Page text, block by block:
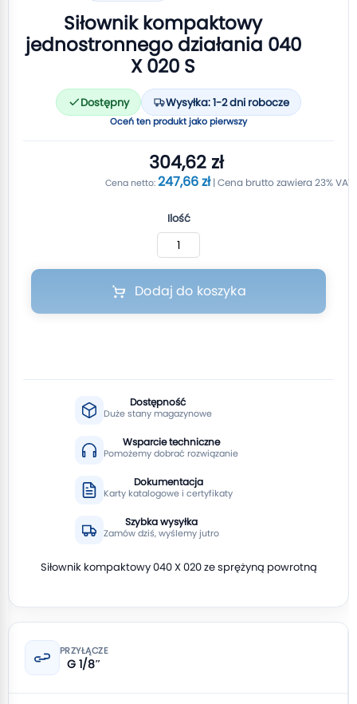
Siłownik kompaktowy
jednostronnego działania 040
X 020 S
Dostępny Wysyłka: 1-2 dni robocze
Oceń ten produkt jako pierwszy
304,62 zł
247,66 zł
Ilość
Dodaj do koszyka
Dostępność
Duże stany magazynowe
Wsparcie techniczne
Pomożemy dobrać rozwiązanie
Dokumentacja
Karty katalogowe i certyfikaty
Szybka wysyłka
Zamów dziś, wyślemy jutro
Siłownik kompaktowy 040 X 020 ze sprężyną powrotną
PRZYŁĄCZE
G 1/8″